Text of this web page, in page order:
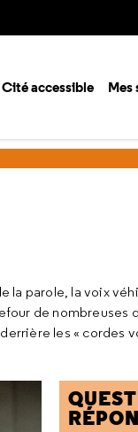
Cité accessible Mes
la parole, la voix
de nombreuses
les « cordes